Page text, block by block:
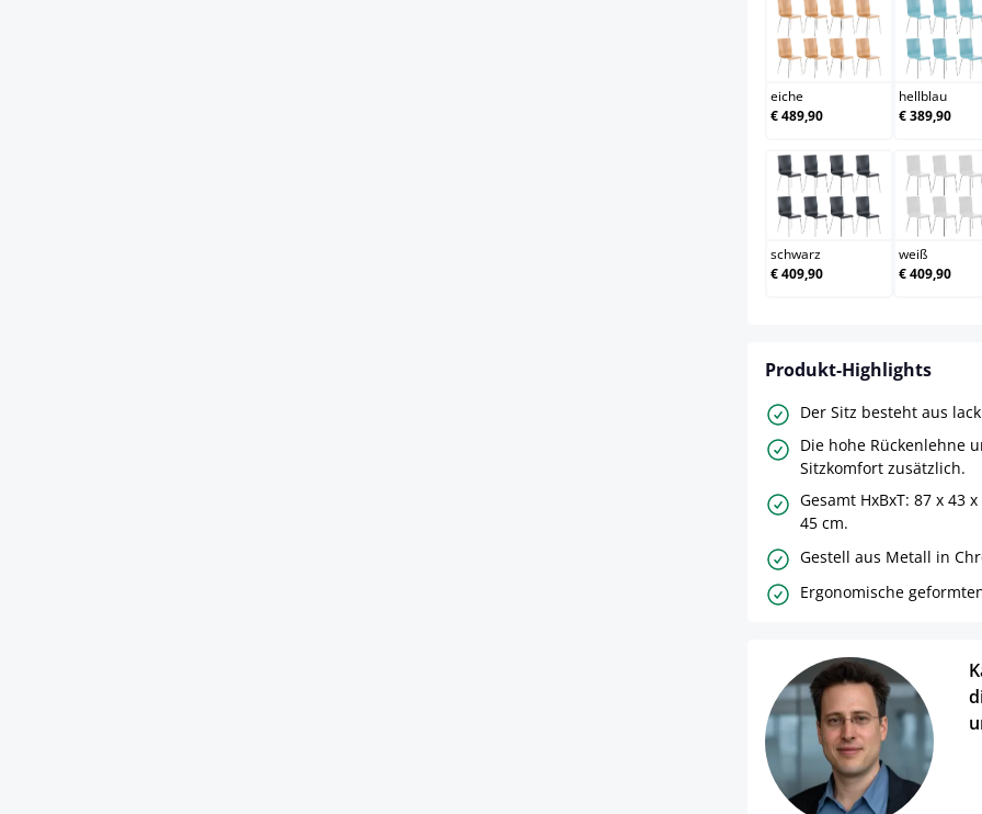
eiche
eiche
€ 489,90
hellblau
€ 389,90
schwarz
schwarz
€ 409,90
weiß
€ 409,90
Produkt-Highlights
Der Sitz besteht aus
Die hohe Rückenlehne
Sitzkomfort zusätzlich.
Gesamt HxBxT: 87 x 43
45 cm.
Gestell aus Metall in
Ergonomische